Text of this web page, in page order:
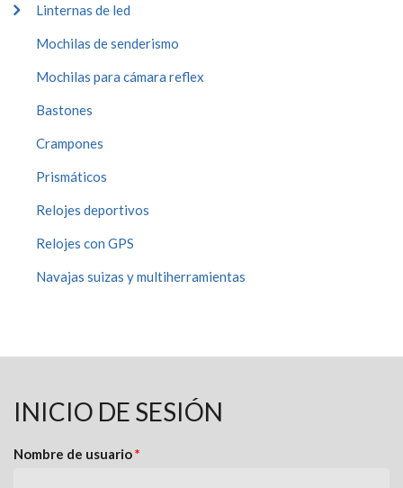
Linternas de led
Mochilas de senderismo
Mochilas para cámara reflex
Bastones
Crampones
Prismáticos
Relojes deportivos
Relojes con GPS
Navajas suizas y multiherramientas
INICIO DE SESIÓN
Nombre de usuario*